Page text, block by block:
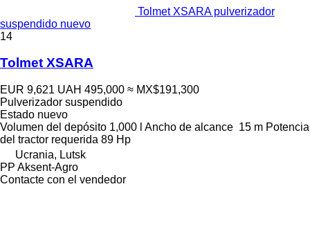
Tolmet XSARA pulverizador
suspendido nuevo
14
Tolmet XSARA
EUR 9,621 UAH 495,000 ≈ MX$191,300
Pulverizador suspendido
Estado nuevo
Volumen del depósito 1,000 l Ancho de alcance 15 m Potencia
del tractor requerida 89 Hp
Ucrania, Lutsk
PP Aksent-Agro
Contacte con el vendedor